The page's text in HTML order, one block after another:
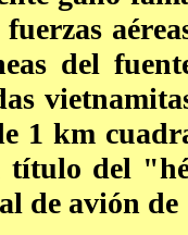
fuerzas
del
1 km
título del
de avión de